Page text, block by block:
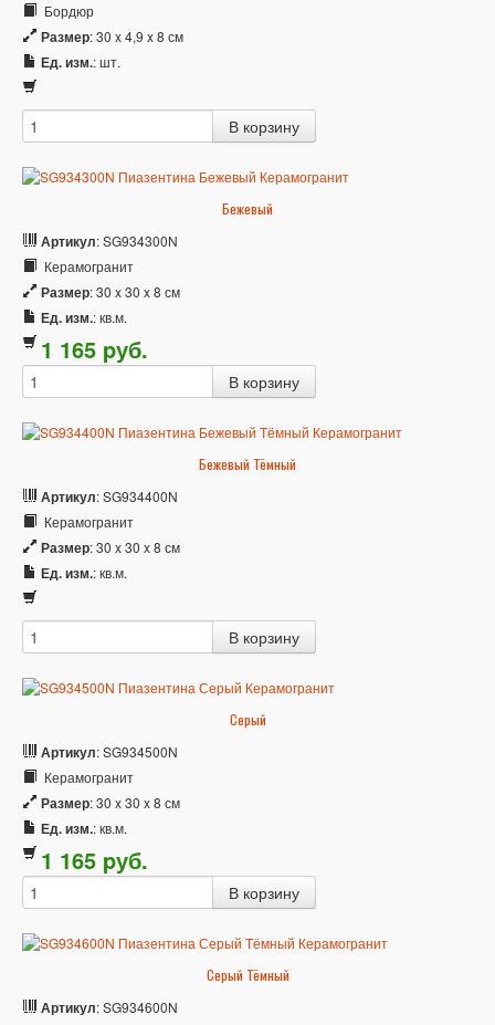
Бордюр
Размер: 30 x 4,9 x 8 см
Ед. изм.: шт.
Бежевый
Артикул: SG934300N
Керамогранит
Размер: 30 x 30 x 8 см
Ед. изм.: кв.м.
1 165 pуб.
Бежевый Тёмный
Артикул: SG934400N
Керамогранит
Размер: 30 x 30 x 8 см
Ед. изм.: кв.м.
Серый
Артикул: SG934500N
Керамогранит
Размер: 30 x 30 x 8 см
Ед. изм.: кв.м.
1 165 pуб.
Серый Тёмный
Артикул: SG934600N